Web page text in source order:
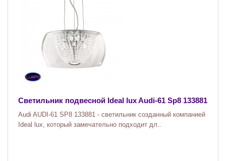
Светильник подвесной Ideal lux Audi-61 Sp8 133881
Audi AUDI-61 SP8 133881 - светильник созданный компанией
Ideal lux, который замечательно подходит дл..